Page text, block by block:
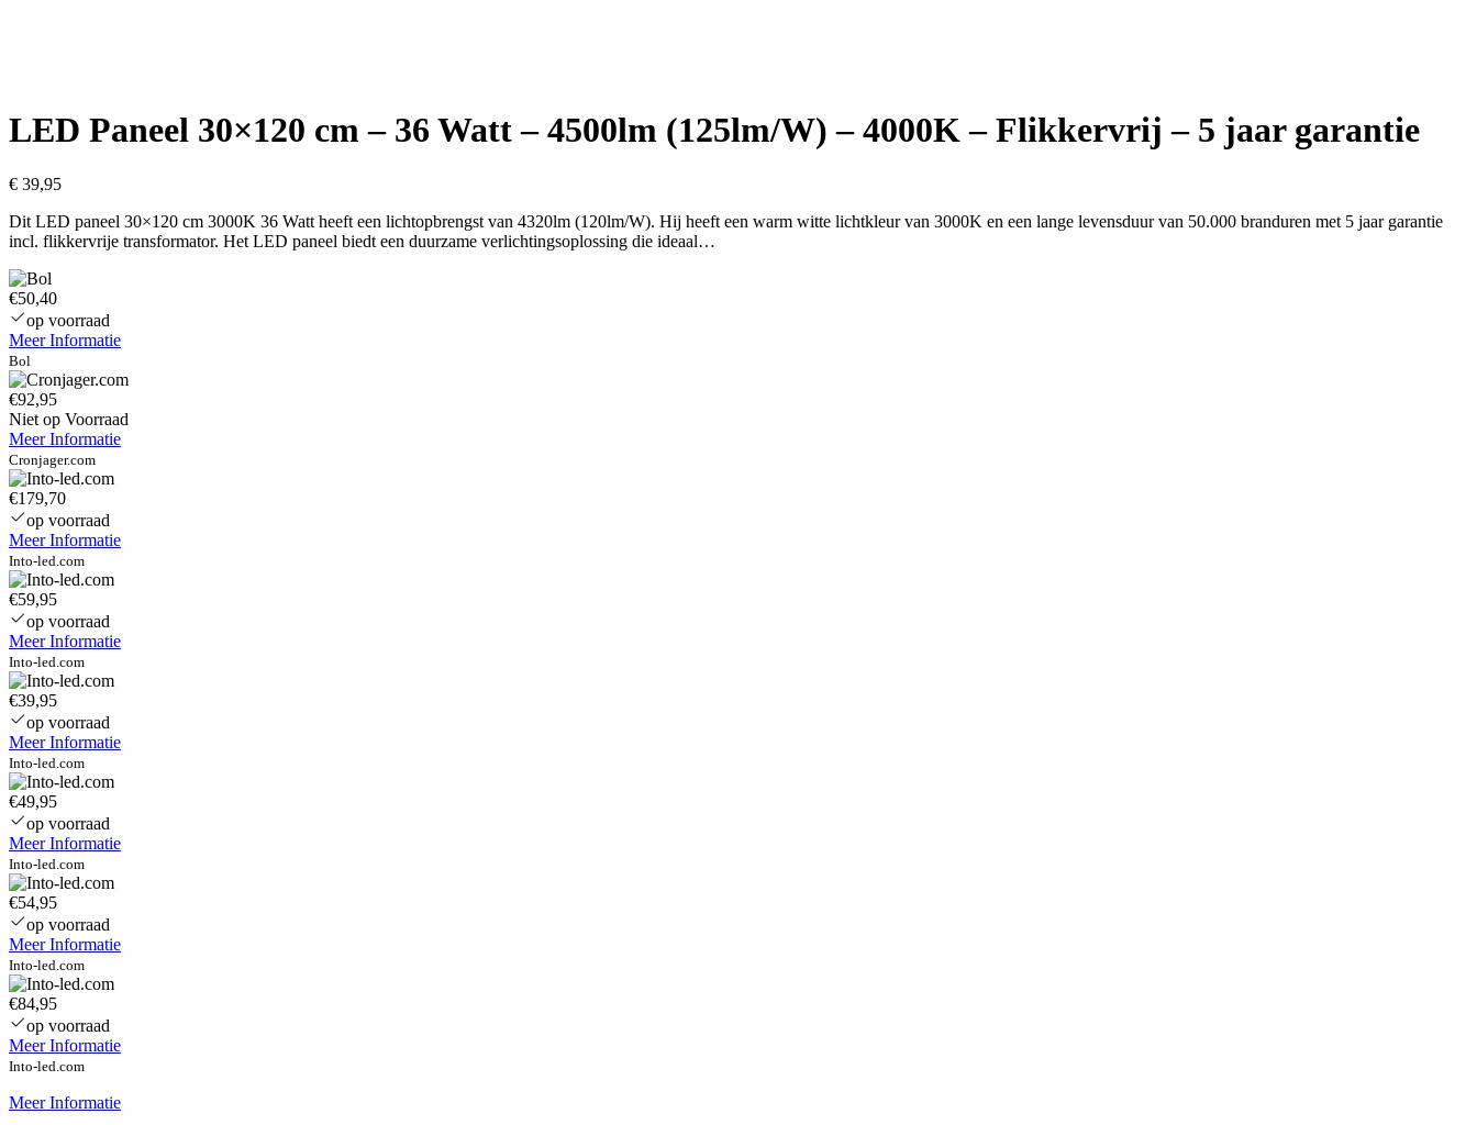
LED Paneel 30×120 cm – 36 Watt – 4500lm (125lm/W) – 4000K – Flikkervrij – 5 jaar garantie
€ 39,95
Dit LED paneel 30×120 cm 3000K 36 Watt heeft een lichtopbrengst van 4320lm (120lm/W). Hij heeft een warm witte lichtkleur van 3000K en een lange levensduur van 50.000 branduren met 5 jaar garantie
incl. flikkervrije transformator. Het LED paneel biedt een duurzame verlichtingsoplossing die ideaal…
€50,40
op voorraad
Meer Informatie
Bol
€92,95
Niet op Voorraad
Meer Informatie
Cronjager.com
€179,70
op voorraad
Meer Informatie
Into-led.com
€59,95
op voorraad
Meer Informatie
Into-led.com
€39,95
op voorraad
Meer Informatie
Into-led.com
€49,95
op voorraad
Meer Informatie
Into-led.com
€54,95
op voorraad
Meer Informatie
Into-led.com
€84,95
op voorraad
Meer Informatie
Into-led.com
Meer Informatie